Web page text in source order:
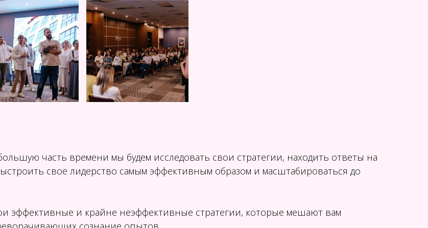
часть времени мы будем исследовать свои стратегии, находить ответы на
свое лидерство самым эффективным образом и масштабироваться до
эффективные и крайне неэффективные стратегии, которые мешают вам